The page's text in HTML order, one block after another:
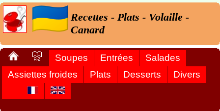
Recettes - Plats - Volaille -
Canard
Soupes Entrées
Salades
Assiettes froides
Plats Desserts Divers